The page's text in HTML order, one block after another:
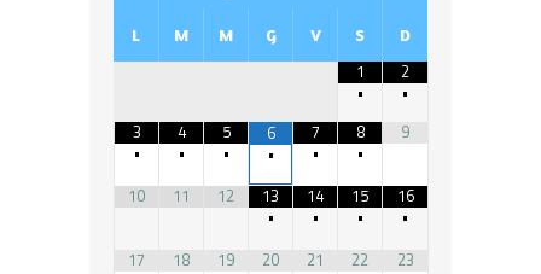
L M M G V S D
1
•
2
•
3
•
4
•
5
•
6
•
7
•
8
•
9
10 11 12
13
•
14
•
15
•
16
•
17
18 19 20 21 22 23